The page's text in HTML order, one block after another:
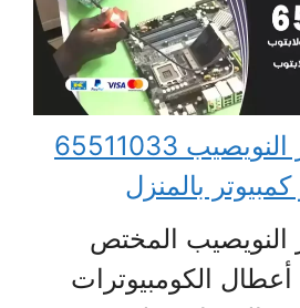
مهندس كمبيوتر النويصيب 65511033
بالمنزل
النويصيب المختص
الكومبيوترات